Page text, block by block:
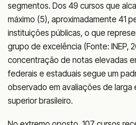
segmentos. Dos 49 cursos que
máximo (5), aproximadamente 41
instituições públicas, o que
grupo de excelência (Fonte: INEP,
concentração de notas elevadas
federais e estaduais segue um
observado em avaliações de larga
superior brasileiro.